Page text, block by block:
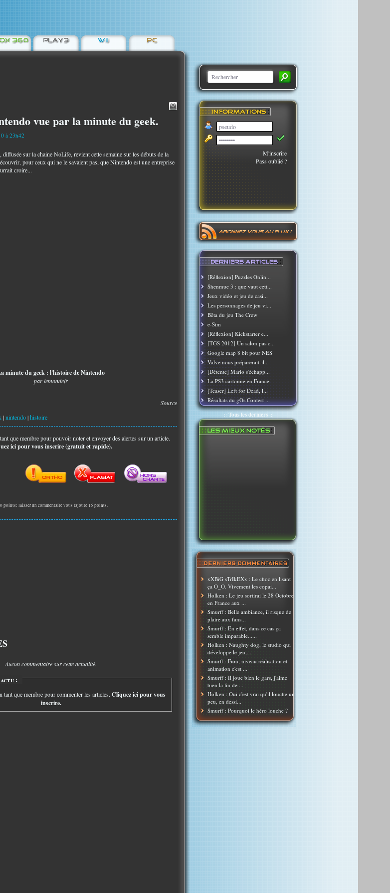
M'inscrire
Pass oublié ?
[Réflexion] Puzzles Onlin...
Shenmue 3 : que vaut cett...
Jeux vidéo et jeu de casi...
Les personnages de jeu vi...
Bêta du jeu The Crew
e-Sim
[Réflexion] Kickstarter e...
[TGS 2012] Un salon pas c...
Google map 8 bit pour NES
Valve nous préparerait-il...
[Détente] Mario s'échapp...
La PS3 cartonne en France
[Teaser] Left for Dead, l...
Résultats du gOs Contest ...
:: Tous les derniers::
xXBiG sTrIkEXx : Le choc en lisant
ça O_O. Vivement les copai...
Holken : Le jeu sortirai le 28 Octobre
en France aux ...
Smurff : Belle ambiance, il risque de
plaire aux fans...
Smurff : En effet, dans ce cas ça
semble imparable......
Holken : Naughty dog, le studio qui
développe le jeu,...
Smurff : Fiou, niveau réalisation et
animation c'est ...
Smurff : Il joue bien le gars, j'aime
bien la fin de ...
Holken : Oui c'est vrai qu'il louche un
peu, en dessi...
Smurff : Pourquoi le héro louche ?
vue par la minute du geek.
à 23h42
sur la chaine NoLife, revient cette semaine sur les débuts de la
pour ceux qui ne le savaient pas, que Nintendo est une entreprise
croire...
minute du geek : l'histoire de Nintendo
parlemondefr
Source
|nintendo|histoire
que membre pour pouvoir noter et envoyer des alertes sur un article.
ici pour vous inscrire (gratuit et rapide).
points; laisser un commentaire vous rajoute 15 points.
Aucun commentaire sur cette actualité.
:
tant que membre pour commenter les articles. Cliquez ici pour vous
inscrire.